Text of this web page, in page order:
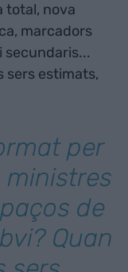
total, nova
marcadors
secundaris...
sers estimats,
per
ministres
de
Quan